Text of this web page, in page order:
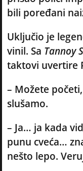
bili poređani
Uključio je
vinil. Sa Tannoy
taktovi uvertire
– Možete
slušamo.
– Ja… ja kada
punu cveća…
nešto lepo.